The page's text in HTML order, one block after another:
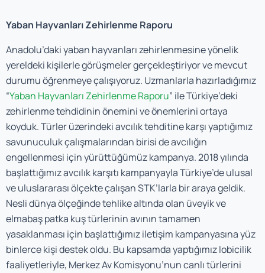
Yaban Hayvanları Zehirlenme Raporu
Anadolu’daki yaban hayvanları zehirlenmesine yönelik
yereldeki kişilerle görüşmeler gerçekleştiriyor ve mevcut
durumu öğrenmeye çalışıyoruz. Uzmanlarla hazırladığımız
“Yaban Hayvanları Zehirlenme Raporu” ile Türkiye’deki
zehirlenme tehdidinin önemini ve önemlerini ortaya
koyduk. Türler üzerindeki avcılık tehditine karşı yaptığımız
savunuculuk çalışmalarından birisi de avcılığın
engellenmesi için yürüttüğümüz kampanya. 2018 yılında
başlattığımız avcılık karşıtı kampanyayla Türkiye’de ulusal
ve uluslararası ölçekte çalışan STK’larla bir araya geldik.
Nesli dünya ölçeğinde tehlike altında olan üveyik ve
elmabaş patka kuş türlerinin avının tamamen
yasaklanması için başlattığımız iletişim kampanyasına yüz
binlerce kişi destek oldu. Bu kapsamda yaptığımız lobicilik
faaliyetleriyle, Merkez Av Komisyonu’nun canlı türlerini